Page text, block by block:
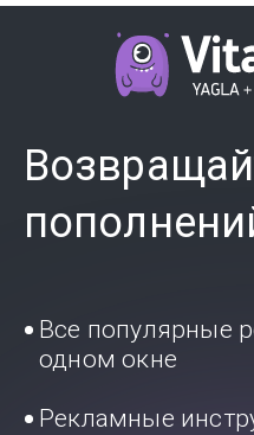
Все популярные
одном окне
Рекламные